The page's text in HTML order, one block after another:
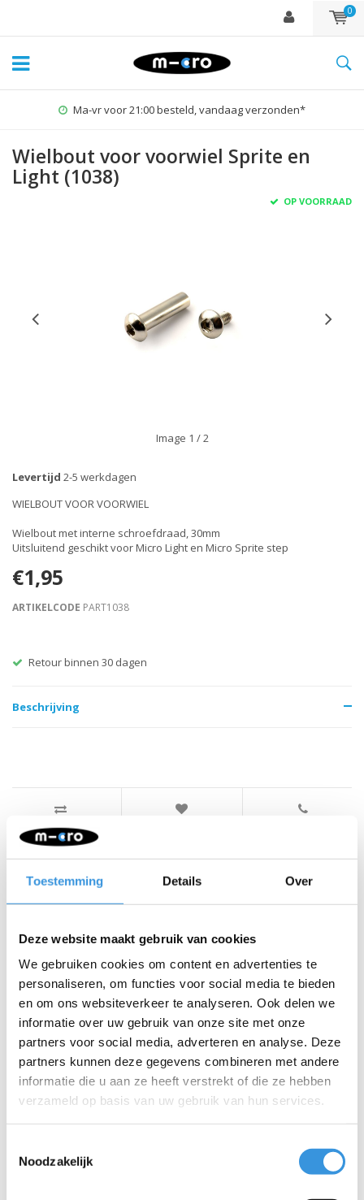
Toestemming Details Over
Deze website maakt gebruik van cookies
We gebruiken cookies om content en advertenties te
personaliseren, om functies voor social media te bieden
en om ons websiteverkeer te analyseren. Ook delen we
informatie over uw gebruik van onze site met onze
partners voor social media, adverteren en analyse. Deze
partners kunnen deze gegevens combineren met andere
informatie die u aan ze heeft verstrekt of die ze hebben
verzameld op basis van uw gebruik van hun services.
Noodzakelijk
0
Ma-vr voor 21:00 besteld, vandaag verzonden*
Wielbout voor voorwiel Sprite en
Light (1038)
OP VOORRAAD
Image 1 / 2
Levertijd 2-5 werkdagen
WIELBOUT VOOR VOORWIEL
Wielbout met interne schroefdraad, 30mm
Uitsluitend geschikt voor Micro Light en Micro Sprite step
€1,95
ARTIKELCODE PART1038
Retour binnen 30 dagen
Beschrijving
Iets extra's erbij?
Wielbout 2-wiel step
€1,95
Sluitklem Sprite (1041)
€10,95